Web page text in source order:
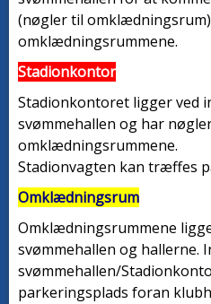
(nøgler til
omklædningsrummene.
Stadionkontor
Stadionkontoret ligger ved
svømmehallen og har
omklædningsrummene.
Stadionvagten kan træffes
Omklædningsrum
Omklædningsrummene
svømmehallen og hallerne.
svømmehallen/
parkeringsplads foran